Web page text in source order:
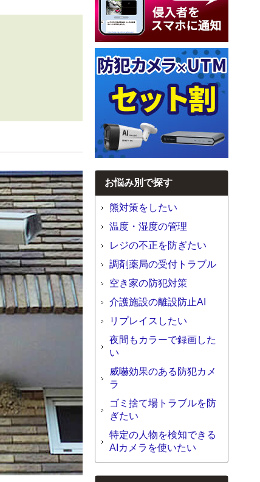
お悩み別で探す
熊対策をしたい
温度・湿度の管理
レジの不正を防ぎたい
調剤薬局の受付トラブル
空き家の防犯対策
介護施設の離設防止AI
リプレイスしたい
夜間もカラーで録画した
い
威嚇効果のある防犯カメ
ラ
ゴミ捨て場トラブルを防
ぎたい
特定の人物を検知できる
AIカメラを使いたい